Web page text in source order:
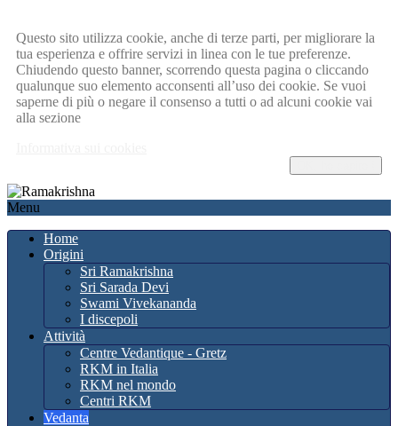
Questo sito utilizza cookie, anche di terze parti, per migliorare la
tua esperienza e offrire servizi in linea con le tue preferenze.
Chiudendo questo banner, scorrendo questa pagina o cliccando
qualunque suo elemento acconsenti all’uso dei cookie. Se vuoi
saperne di più o negare il consenso a tutti o ad alcuni cookie vai
alla sezione
Menu
Home
Origini
Sri Ramakrishna
Sri Sarada Devi
Swami Vivekananda
I discepoli
Attività
Centre Vedantique - Gretz
RKM in Italia
RKM nel mondo
Centri RKM
Vedanta